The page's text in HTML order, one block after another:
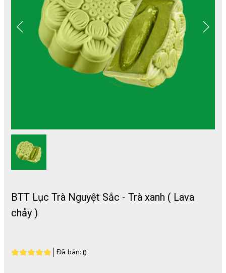
BTT Lục Trà Nguyệt Sắc - Trà xanh ( Lava
chảy )
0
Đã bán: